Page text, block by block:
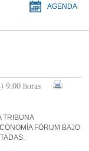
AGENDA
9:00 horas
TRIBUNA
FÓRUM BAJO